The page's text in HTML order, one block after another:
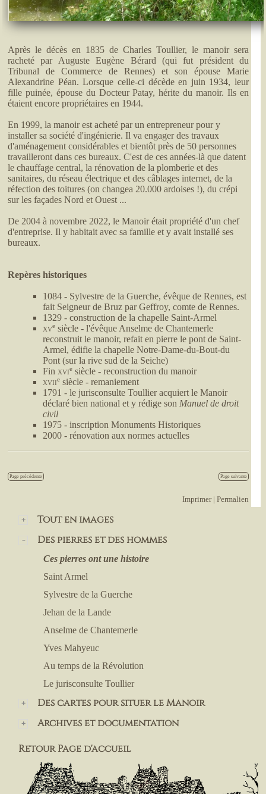
Après le décès en 1835 de Charles Toullier, le manoir sera
racheté par Auguste Eugène Bérard (qui fut président du
Tribunal de Commerce de Rennes) et son épouse Marie
Alexandrine Péan. Lorsque celle-ci décède en juin 1934, leur
fille puinée, épouse du Docteur Patay, hérite du manoir. Ils en
étaient encore propriétaires en 1944.
En 1999, la manoir est acheté par un entrepreneur pour y
installer sa société d'ingénierie. Il va engager des travaux
d'aménagement considérables et bientôt près de 50 personnes
travailleront dans ces bureaux. C'est de ces années-là que datent
le chauffage central, la rénovation de la plomberie et des
sanitaires, du réseau électrique et des câblages internet, de la
réfection des toitures (on changea 20.000 ardoises !), du crépi
sur les façades Nord et Ouest ...
De 2004 à novembre 2022, le Manoir était propriété d'un chef
d'entreprise. Il y habitait avec sa famille et y avait installé ses
bureaux.
Repères historiques
1084 - Sylvestre de la Guerche, évêque de Rennes, est
fait Seigneur de Bruz par Geffroy, comte de Rennes.
1329 - construction de la chapelle Saint-Armel
xvesiècle - l'évêque Anselme de Chantemerle
reconstruit le manoir, refait en pierre le pont de Saint-
Armel, édifie la chapelle Notre-Dame-du-Bout-du
Pont (sur la rive sud de la Seiche)
Fin xviesiècle - reconstruction du manoir
xviiesiècle - remaniement
1791 - le jurisconsulte Toullier acquiert le Manoir
déclaré bien national et y rédige son Manuel de droit
civil
1975 - inscription Monuments Historiques
2000 - rénovation aux normes actuelles
Page précédente Page suivante
Imprimer| Permalien
Tout en images
Des pierres et des hommes
Ces pierres ont une histoire
Saint Armel
Sylvestre de la Guerche
Jehan de la Lande
Anselme de Chantemerle
Yves Mahyeuc
Au temps de la Révolution
Le jurisconsulte Toullier
Des cartes pour situer le Manoir
Archives et documentation
Retour Page d'accueil